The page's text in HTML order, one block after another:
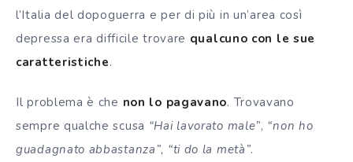
l’Italia del dopoguerra e per di più in un’area così
depressa eradifficile trovare qualcuno con le sue
caratteristiche.
Il problema è che non lo pagavano. Trovavano
sempre qualche scusa “Hai lavorato male”, “non ho
guadagnato abbastanza”, “ti do la metà”.